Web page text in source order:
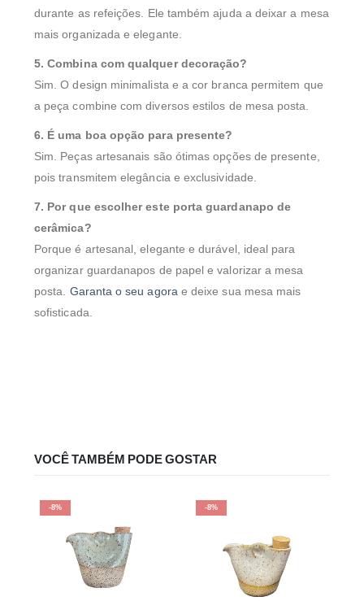
durante as refeições. Ele também ajuda a deixar a mesa
mais organizada e elegante.
5. Combina com qualquer decoração?
Sim. O design minimalista e a cor branca permitem que
a peça combine com diversos estilos de mesa posta.
6. É uma boa opção para presente?
Sim. Peças artesanais são ótimas opções de presente,
pois transmitem elegância e exclusividade.
7. Por que escolher este porta guardanapo de
cerâmica?
Porque é artesanal, elegante e durável, ideal para
organizar guardanapos de papel e valorizar a mesa
posta. Garanta o seu agora e deixe sua mesa mais
sofisticada.
VOCÊ TAMBÉM PODE GOSTAR
-8% -8%